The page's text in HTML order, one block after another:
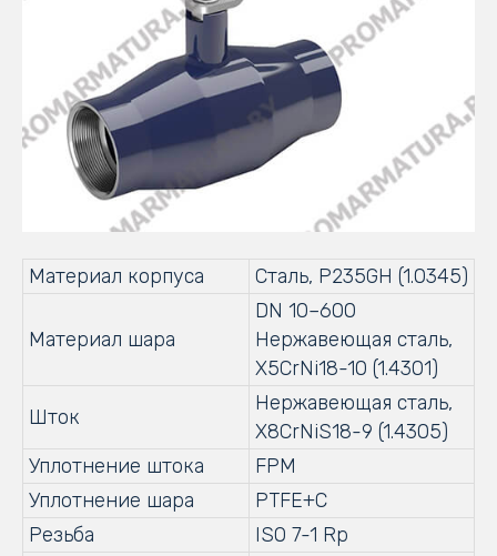
Материал корпуса Сталь, P235GH (1.0345)
Материал шара
DN 10–600
Нержавеющая сталь,
X5CrNi18-10 (1.4301)
Шток
Нержавеющая сталь,
X8CrNiS18-9 (1.4305)
Уплотнение штока
FPM
Уплотнение шара
PTFE+C
Резьба
ISO 7-1 Rp